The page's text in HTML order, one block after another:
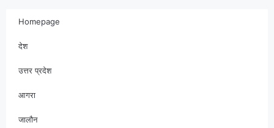
Homepage
देश
उत्तर प्रदेश
आगरा
जालौन